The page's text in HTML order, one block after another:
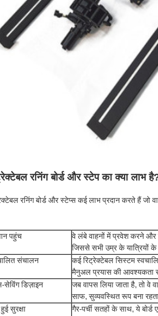
रनिंग बोर्ड और स्टेप का क्या लाभ
रनिंग बोर्ड और स्टेप्स कई लाभ प्रदान करते हैं जो
पहुंच
वे लंबे वाहनों में प्रवेश करने
जिससे सभी उम्र के यात्रियों के
संचालन
कई रिट्रेक्टेबल सिस्टम
मैनुअल प्रयास की आवश्यकता
सेविंग डिज़ाइन
जब वापस लिया जाता है, तो
साफ, सुव्यवस्थित रूप बना
सुरक्षा
गैर-पर्ची सतहों के साथ, ये